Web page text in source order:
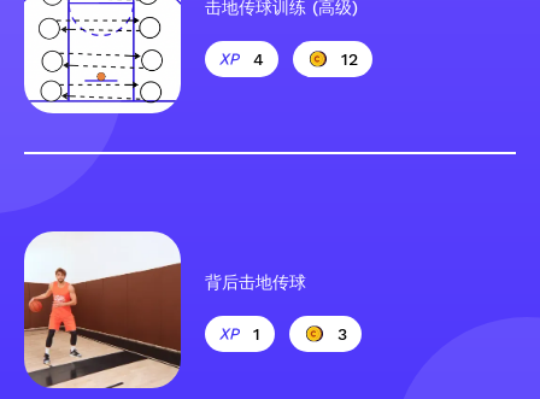
击地传球训练 (高级)
4 12
背后击地传球
1 3